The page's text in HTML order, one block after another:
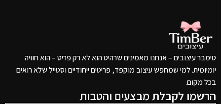
טימבר עיצובים – אנחנו מאמינים שרהיט הוא לא רק פריט – הוא חוויה
יומיומית. למי שמחפש עיצוב מוקפד, פריטים ייחודיים וסטייל שלא רואים
בכל מקום.
הרשמו לקבלת מבצעים והטבות